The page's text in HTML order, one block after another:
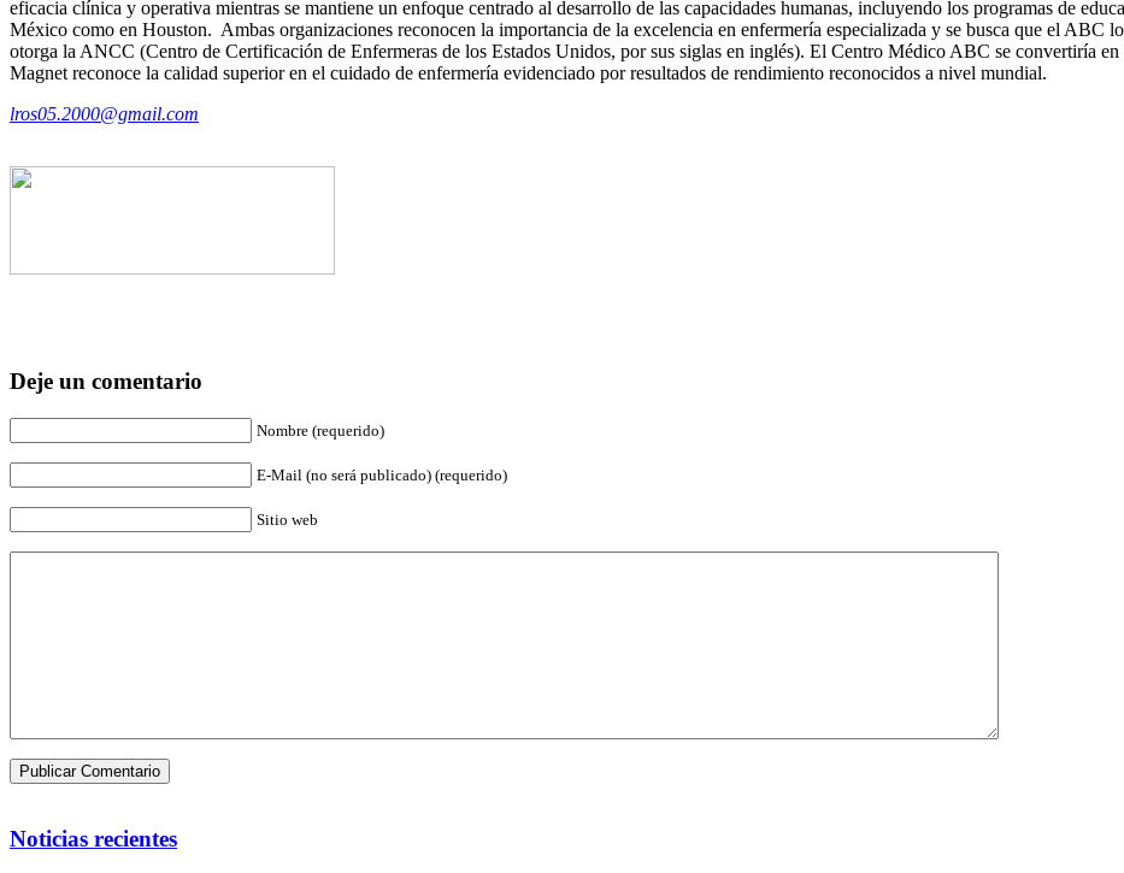
eficacia clínica y operativa mientras se mantiene un enfoque centrado al desarrollo de las capacidades humanas, incluyendo los programas de
México como en Houston. Ambas organizaciones reconocen la importancia de la excelencia en enfermería especializada y se busca que el ABC
otorga la ANCC (Centro de Certificación de Enfermeras de los Estados Unidos, por sus siglas en inglés). El Centro Médico ABC se convertiría
Magnet reconoce la calidad superior en el cuidado de enfermería evidenciado por resultados de rendimiento reconocidos a nivel mundial.
lros05.2000@gmail.com
Deje un comentario
Nombre (requerido)
E-Mail (no será publicado) (requerido)
Sitio web
Noticias recientes